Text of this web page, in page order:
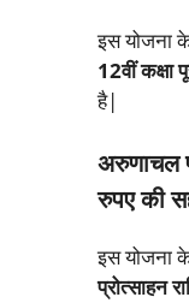
इस योजना के
12वीं कक्षा
है|
अरुणाचल
रुपए की
इस योजना
प्रोत्साहन